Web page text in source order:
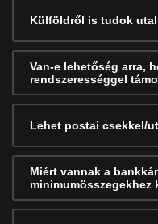
Külföldről is tudok
Van-e lehetőség arra,
rendszerességgel
Lehet postai csekkel/
Miért vannak a
minimumösszegekhez